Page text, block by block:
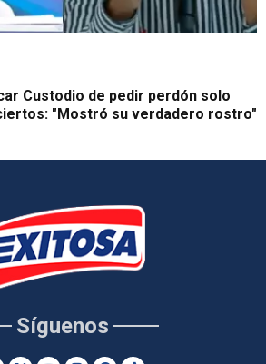
Custodio de pedir perdón solo
"Mostró su verdadero rostro"
Síguenos